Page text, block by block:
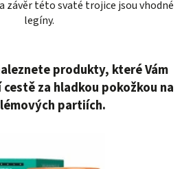
závěr této svaté trojice jsou vhodné
legíny.
produkty, které Vám
cestě za hladkou pokožkou na
partiích.